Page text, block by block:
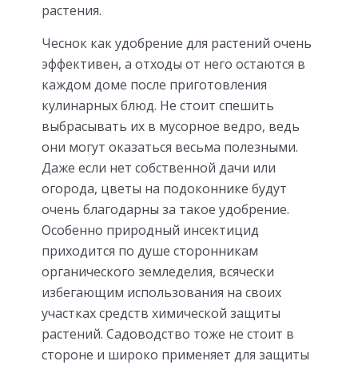
растения.
Чеснок как удобрение для растений очень
эффективен, а отходы от него остаются в
каждом доме после приготовления
кулинарных блюд. Не стоит спешить
выбрасывать их в мусорное ведро, ведь
они могут оказаться весьма полезными.
Даже если нет собственной дачи или
огорода, цветы на подоконнике будут
очень благодарны за такое удобрение.
Особенно природный инсектицид
приходится по душе сторонникам
органического земледелия, всячески
избегающим использования на своих
участках средств химической защиты
растений. Садоводство тоже не стоит в
стороне и широко применяет для защиты